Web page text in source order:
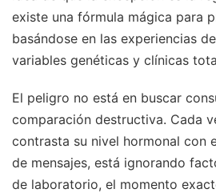
existe una fórmula mágica para
basándose en las experiencias
variables genéticas y clínicas
El peligro no está en buscar
comparación destructiva. Cada
contrasta su nivel hormonal con
de mensajes, está ignorando
de laboratorio, el momento